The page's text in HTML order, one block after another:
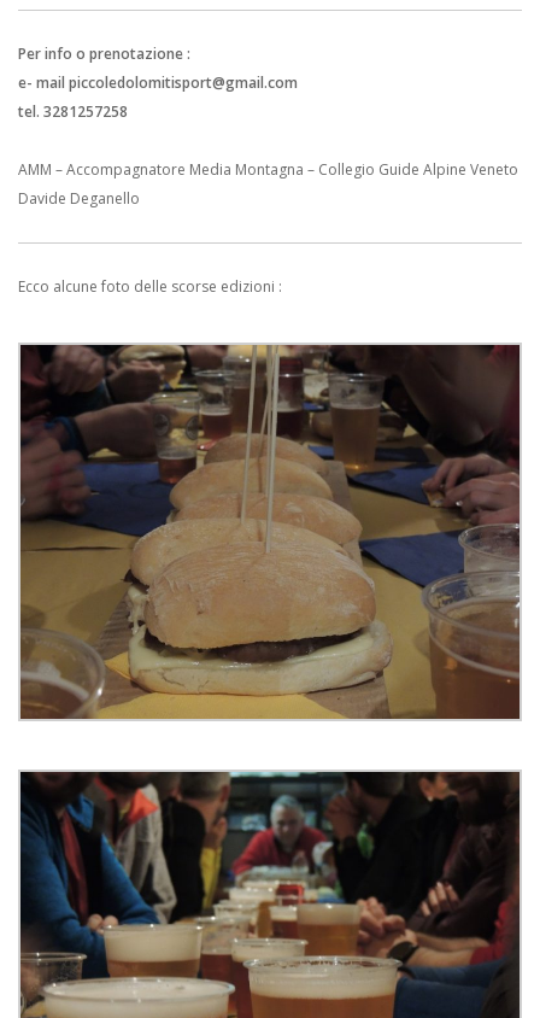
Per info o prenotazione :
e- mail piccoledolomitisport@gmail.com
tel. 3281257258
AMM – Accompagnatore Media Montagna – Collegio Guide Alpine Veneto
Davide Deganello
Ecco alcune foto delle scorse edizioni :